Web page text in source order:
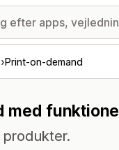
Print-on-demand